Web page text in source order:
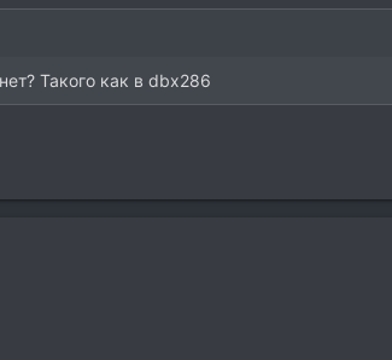
Такого как в dbx286